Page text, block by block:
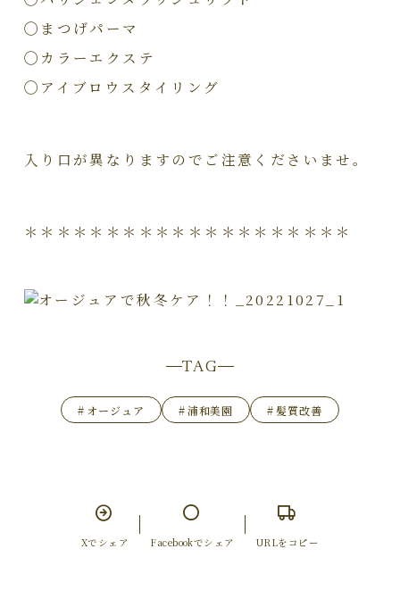
◯まつげパーマ
◯カラーエクステ
◯アイブロウスタイリング
入り口が異なりますのでご注意くださいませ。
＊＊＊＊＊＊＊＊＊＊＊＊＊＊＊＊＊＊＊＊
TAG
# オージュア #浦和美園 #髪質改善
Xでシェア Facebookでシェア URLをコピー